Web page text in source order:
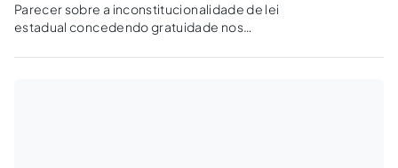
Parecer sobre a inconstitucionalidade de lei
estadual concedendo gratuidade nos
policiais militares e civis.